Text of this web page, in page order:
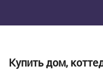
Купить дом,